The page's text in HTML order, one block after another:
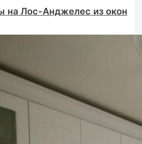
на Лос-Анджелес из окон